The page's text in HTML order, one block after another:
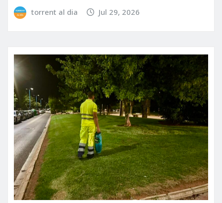
torrent al dia Jul 29, 2026